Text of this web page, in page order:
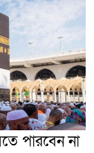
পারবেন না